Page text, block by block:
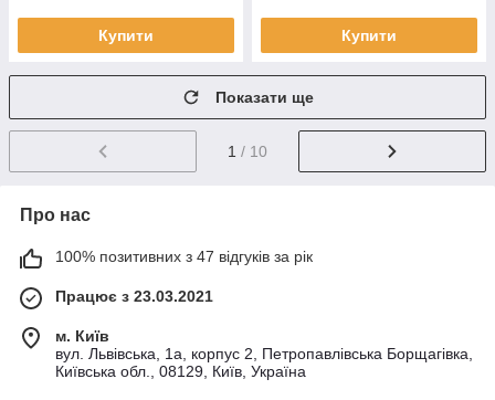
Купити Купити
Показати ще
1 / 10
Про нас
100% позитивних з 47 відгуків за рік
Працює з 23.03.2021
м. Київ
вул. Львівська, 1а, корпус 2, Петропавлівська Борщагівка,
Київська обл., 08129, Київ, Україна